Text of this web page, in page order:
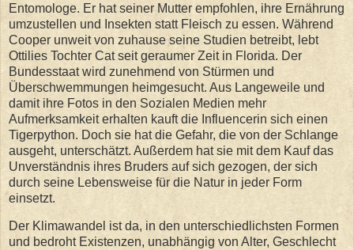
Entomologe. Er hat seiner Mutter empfohlen, ihre Ernährung
umzustellen und Insekten statt Fleisch zu essen. Während
Cooper unweit von zuhause seine Studien betreibt, lebt
Ottilies Tochter Cat seit geraumer Zeit in Florida. Der
Bundesstaat wird zunehmend von Stürmen und
Überschwemmungen heimgesucht. Aus Langeweile und
damit ihre Fotos in den Sozialen Medien mehr
Aufmerksamkeit erhalten kauft die Influencerin sich einen
Tigerpython. Doch sie hat die Gefahr, die von der Schlange
ausgeht, unterschätzt. Außerdem hat sie mit dem Kauf das
Unverständnis ihres Bruders auf sich gezogen, der sich
durch seine Lebensweise für die Natur in jeder Form
einsetzt.
Der Klimawandel ist da, in den unterschiedlichsten Formen
und bedroht Existenzen, unabhängig von Alter, Geschlecht